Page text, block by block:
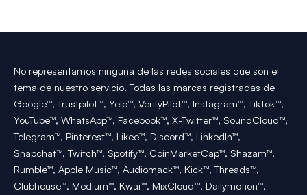
No representamos ninguna de las redes sociales que son el
tema de nuestro servicio. Todas las marcas registradas de
Google™, Trustpilot™, Yelp™, VerifyPilot™, Instagram™, TikTok™,
YouTube™, WhatsApp™, Facebook™, X-Twitter™, SoundCloud™,
Telegram™, Pinterest™, Likee™, Discord™, LinkedIn™,
Snapchat™, Twitch™, Spotify™, CoinMarketCap™, Shazam™,
Rumble™, Apple Music™, Audiomack™, Kick™, Threads™,
Clubhouse™, Medium™, Kwai™, MixCloud™, Dailymotion™,